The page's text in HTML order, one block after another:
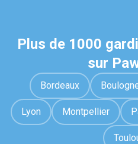
Plus de 1000
sur
Bordeaux
Lyon Montpellier